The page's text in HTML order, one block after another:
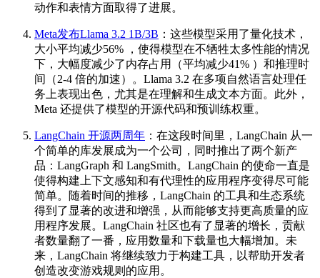
动作和表情方面取得了进展。
Meta发布Llama 3.2 1B/3B ：这些模型采用了量化技术，
大小平均减少56% ，使得模型在不牺牲太多性能的情况
下，大幅度减少了内存占用（平均减少41% ）和推理时
间（2-4 倍的加速）。Llama 3.2 在多项自然语言处理任
务上表现出色，尤其是在理解和生成文本方面。此外，
Meta 还提供了模型的开源代码和预训练权重。
LangChain 开源两周年 ：在这段时间里，LangChain 从一
个简单的库发展成为一个公司，同时推出了两个新产
品：LangGraph 和 LangSmith。LangChain 的使命一直是
使得构建上下文感知和有代理性的应用程序变得尽可能
简单。随着时间的推移，LangChain 的工具和生态系统
得到了显著的改进和增强，从而能够支持更高质量的应
用程序发展。LangChain 社区也有了显著的增长，贡献
者数量翻了一番，应用数量和下载量也大幅增加。未
来，LangChain 将继续致力于构建工具，以帮助开发者
创造改变游戏规则的应用。